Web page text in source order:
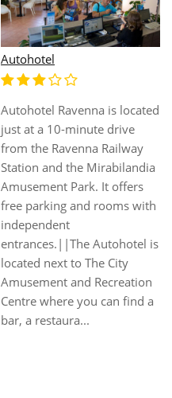
Autohotel
Autohotel Ravenna is located
just at a 10-minute drive
from the Ravenna Railway
Station and the Mirabilandia
Amusement Park. It offers
free parking and rooms with
independent
entrances.||The Autohotel is
located next to The City
Amusement and Recreation
Centre where you can find a
bar, a restaura...